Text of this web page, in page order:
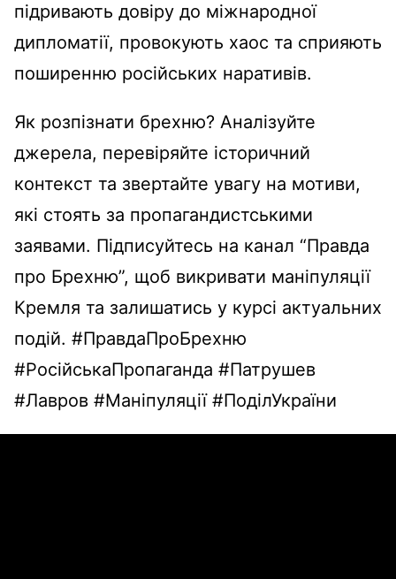
підривають довіру до міжнародної
дипломатії, провокують хаос та сприяють
поширенню російських наративів.
Як розпізнати брехню? Аналізуйте
джерела, перевіряйте історичний
контекст та звертайте увагу на мотиви,
які стоять за пропагандистськими
заявами. Підписуйтесь на канал “Правда
про Брехню”, щоб викривати маніпуляції
Кремля та залишатись у курсі актуальних
подій. #ПравдаПроБрехню
#РосійськаПропаганда #Патрушев
#Лавров #Маніпуляції #ПоділУкраїни